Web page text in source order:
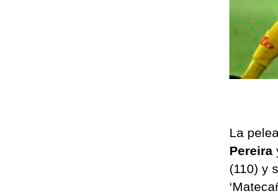
La
Pereira
(110) y